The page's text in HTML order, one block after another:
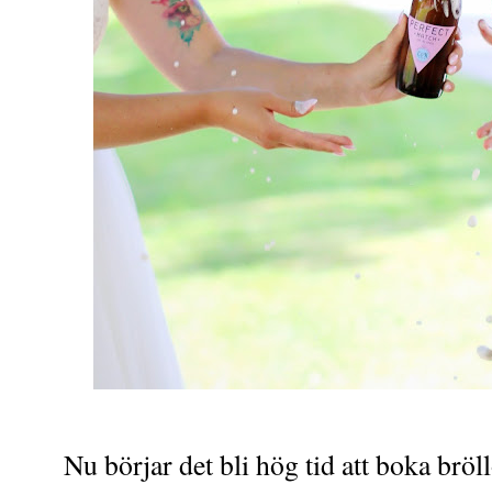
Nu börjar det bli hög tid att boka